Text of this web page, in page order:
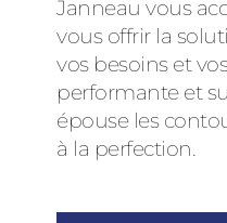
Janneau vous
vous offrir la
vos besoins et
performante et
épouse les
à la perfection.